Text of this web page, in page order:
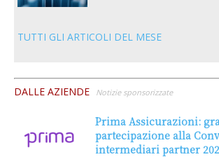
TUTTI GLI ARTICOLI DEL MESE
DALLE AZIENDE Notizie sponsorizzate
Prima Assicurazioni:
partecipazione alla
intermediari partner